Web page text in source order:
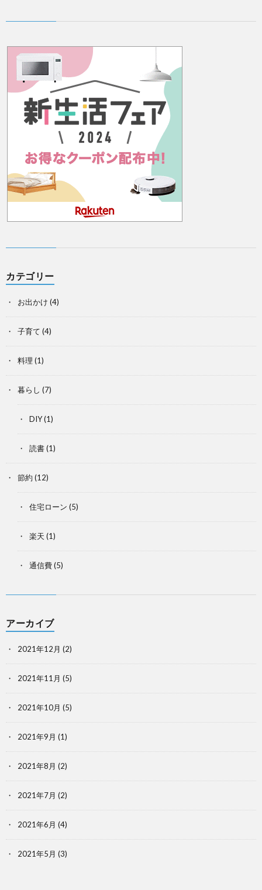
カテゴリー
お出かけ (4)
子育て (4)
料理 (1)
暮らし (7)
DIY(1)
読書(1)
節約 (12)
住宅ローン (5)
楽天 (1)
通信費(5)
アーカイブ
2021年12月 (2)
2021年11月 (5)
2021年10月 (5)
2021年9月 (1)
2021年8月 (2)
2021年7月 (2)
2021年6月 (4)
2021年5月 (3)